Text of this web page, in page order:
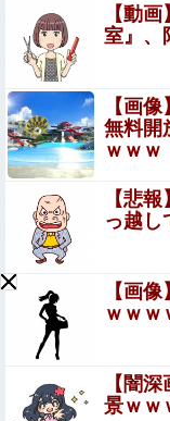
ず放置したら
けてしまう
【速報】パさん「
バッグSP」安倍元
たことは忘れる他
ちとせよしのさん
地上波の川﨑桜、
清水アキラの息子
小はだが「いじめ
【画像】マジで復
高市早苗、ガチで
売りパニックを引
【動
室』、
【画
無料開
ｗｗｗ
【悲
っ越
【画
ｗｗｗ
【闇
景ｗｗ